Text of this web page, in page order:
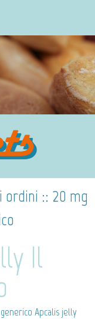
:: 20 mg
Il
Apcalis jelly